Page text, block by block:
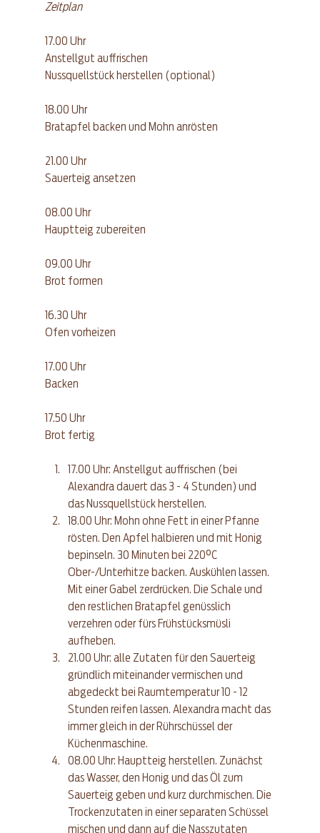
Zeitplan
17.00 Uhr
Anstellgut auffrischen
Nussquellstück herstellen (optional)
18.00 Uhr
Bratapfel backen und Mohn anrösten
21.00 Uhr
Sauerteig ansetzen
08.00 Uhr
Hauptteig zubereiten
09.00 Uhr
Brot formen
16.30 Uhr
Ofen vorheizen
17.00 Uhr
Backen
17.50 Uhr
Brot fertig
17.00 Uhr: Anstellgut auffrischen (bei
Alexandra dauert das 3 - 4 Stunden) und
das Nussquellstück herstellen.
18.00 Uhr: Mohn ohne Fett in einer Pfanne
rösten. Den Apfel halbieren und mit Honig
bepinseln. 30 Minuten bei 220°C
Ober-/Unterhitze backen. Auskühlen lassen.
Mit einer Gabel zerdrücken. Die Schale und
den restlichen Bratapfel genüsslich
verzehren oder fürs Frühstücksmüsli
aufheben.
21.00 Uhr: alle Zutaten für den Sauerteig
gründlich miteinander vermischen und
abgedeckt bei Raumtemperatur 10 - 12
Stunden reifen lassen. Alexandra macht das
immer gleich in der Rührschüssel der
Küchenmaschine.
08.00 Uhr: Hauptteig herstellen. Zunächst
das Wasser, den Honig und das Öl zum
Sauerteig geben und kurz durchmischen. Die
Trockenzutaten in einer separaten Schüssel
mischen und dann auf die Nasszutaten